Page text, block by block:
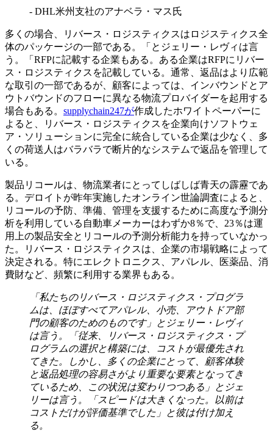
- DHL米州支社のアナベラ・マス氏
多くの場合、リバース・ロジスティクスはロジスティクス全
体のパッケージの一部である。「とジェリー・レヴィは言
う。「RFPに記載する企業もある。ある企業はRFPにリバー
ス・ロジスティクスを記載している。通常、返品はより広範
な取引の一部であるが、顧客によっては、インバウンドとア
ウトバウンドのフローに異なる物流プロバイダーを起用する
場合もある。 supplychain247が作成したホワイトペーパーに
よると、リバース・ロジスティクスを企業向けソフトウェ
ア・ソリューションに完全に統合している企業は少なく、多
くの荷送人はバラバラで断片的なシステムで返品を管理して
いる。
製品リコールは、物流業者にとってしばしば青天の霹靂であ
る。デロイトが昨年実施したオンライン世論調査によると、
リコールの予防、準備、管理を支援するために高度な予測分
析を利用している自動車メーカーはわずか8％で、23％は運
用上の製品安全とリコールの予測分析能力を持っていなかっ
た。リバース・ロジスティクスは、企業の市場戦略によって
決定される。特にエレクトロニクス、アパレル、医薬品、消
費財など、頻繁に利用する業界もある。
「私たちのリバース・ロジスティクス・プログラ
ムは、ほぼすべてアパレル、小売、アウトドア部
門の顧客のためのものです」とジェリー・レヴィ
は言う。「従来、リバース・ロジスティクス・プ
ログラムの選択と構築には、コストが最優先され
てきた。しかし、多くの企業にとって、顧客体験
と返品処理の容易さがより重要な要素となってき
ているため、この状況は変わりつつある」とジェ
リーは言う。「スピードは大きくなった。以前は
コストだけが評価基準でした」と彼は付け加え
る。